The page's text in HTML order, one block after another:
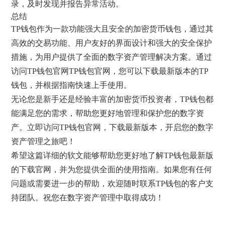
录，及时发现并报告异常活动。
总结
TP钱包作为一款功能强大且安全的加密货币钱包，通过其
高效的交易功能、用户友好的界面设计和强大的安全保护
措施，为用户提供了全面的数字资产管理解决方案。通过
访问TP钱包官网TP钱包官网，您可以下载最新版本的TP
钱包，并根据指南快速上手使用。
无论您是新手还是经验丰富的加密货币投资者，TP钱包都
能满足您的需求，帮助您更好地管理和保护您的数字资
产。立即访问TP钱包官网，下载最新版本，开启您的数字
资产管理之旅吧！
希望这篇详细的软文能够帮助您更好地了解TP钱包最新版
的下载官网，并为您提供全面的使用指南。如果您有任何
问题或需要进一步的帮助，欢迎随时联系TP钱包的客户支
持团队。祝您在数字资产管理中取得成功！